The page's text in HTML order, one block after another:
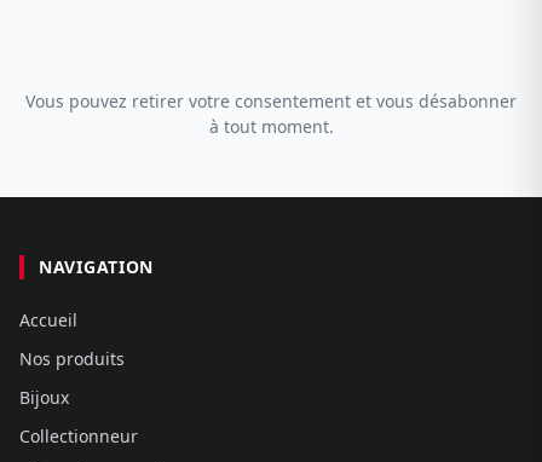
Vous pouvez retirer votre consentement et vous désabonner
à tout moment.
NAVIGATION
Accueil
Nos produits
Bijoux
Collectionneur